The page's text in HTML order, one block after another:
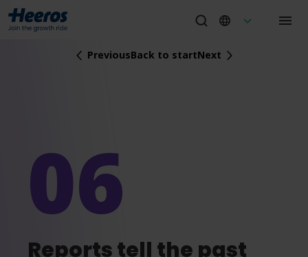
PreviousBack to startNext
06
Reports tell the past